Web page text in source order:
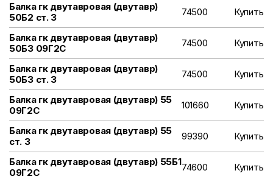
Балка гк двутавровая (двутавр)
50Б2 ст. 3
74500 Купить
Балка гк двутавровая (двутавр)
50Б3 09Г2С
74500 Купить
Балка гк двутавровая (двутавр)
50Б3 ст. 3
74500 Купить
Балка гк двутавровая (двутавр) 55
09Г2С
101660 Купить
Балка гк двутавровая (двутавр) 55
ст. 3
99390 Купить
Балка гк двутавровая (двутавр) 55Б1
09Г2С
74600 Купить